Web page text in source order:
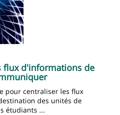
flux d'informations de
pour centraliser les flux
des unités de
étudiants ...